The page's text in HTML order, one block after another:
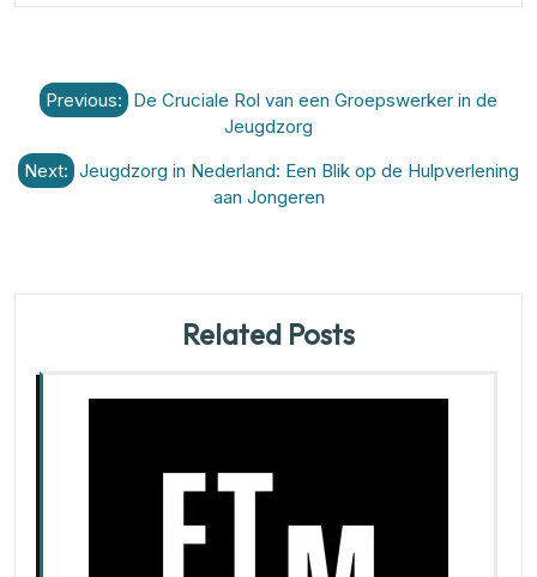
Berichtnavigatie
Previous: De Cruciale Rol van een Groepswerker in de
Jeugdzorg
Next: Jeugdzorg in Nederland: Een Blik op de Hulpverlening
aan Jongeren
Related Posts